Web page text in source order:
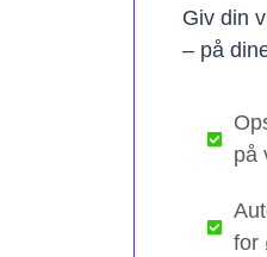
Giv din
– på
på
for